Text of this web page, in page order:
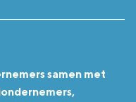
samen met